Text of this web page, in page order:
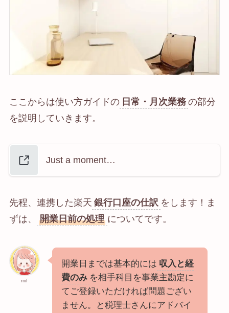
ここからは使い方ガイドの 日常・月次業務 の部分
を説明していきます。
Just a moment…
先程、連携した楽天 銀行口座の仕訳 をします！ま
ずは、
開業日前の処理 についてです。
mif
開業日までは基本的には 収入と経
費のみ を相手科目を事業主勘定に
てご登録いただければ問題ござい
ません。と税理士さんにアドバイ